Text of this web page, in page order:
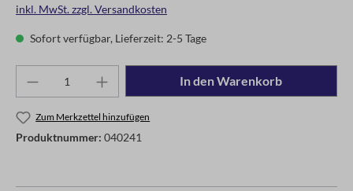
inkl. MwSt. zzgl. Versandkosten
Sofort verfügbar, Lieferzeit: 2-5 Tage
In den Warenkorb
Zum Merkzettel hinzufügen
Produktnummer: 040241